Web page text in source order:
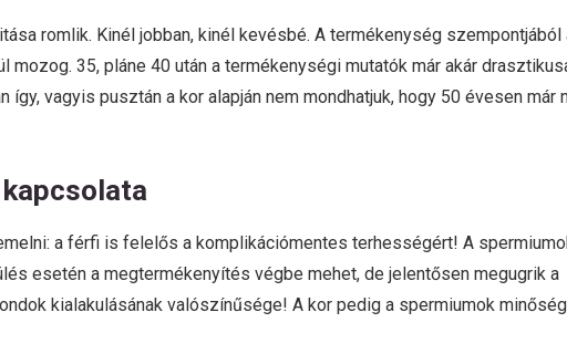
romlik. Kinél jobban, kinél kevésbé. A termékenység szempontjából
mozog. 35, pláne 40 után a termékenységi mutatók már akár
vagyis pusztán a kor alapján nem mondhatjuk, hogy 50 évesen már
a férfi is felelős a komplikációmentes terhességért! A
esetén a megtermékenyítés végbe mehet, de jelentősen megugrik a
kialakulásának valószínűsége! A kor pedig a spermiumok